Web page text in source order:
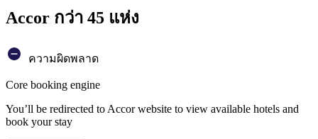
Accor กว่า 45 แห่ง
ความผิดพลาด
Core booking engine
You’ll be redirected to Accor website to view available hotels and
book your stay